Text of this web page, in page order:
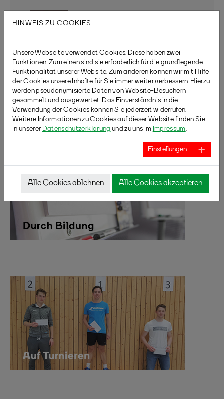
MARCUS BUSCH
(0208) 38 99 31 65
marcus.busch@badminton.nrw
HINWEIS ZU COOKIES
Unsere Webseite verwendet Cookies. Diese haben zwei
Funktionen: Zum einen sind sie erforderlich für die grundlegende
Funktionalität unserer Website. Zum anderen können wir mit Hilfe
der Cookies unsere Inhalte für Sie immer weiter verbessern. Hierzu
werden pseudonymisierte Daten von Website-Besuchern
gesammelt und ausgewertet. Das Einverständnis in die
Verwendung der Cookies können Sie jederzeit widerrufen.
Weitere Informationen zu Cookies auf dieser Website finden Sie
in unserer Datenschutzerklärung und zu uns im Impressum.
Einstellungen
Alle Cookies ablehnen Alle Cookies akzeptieren